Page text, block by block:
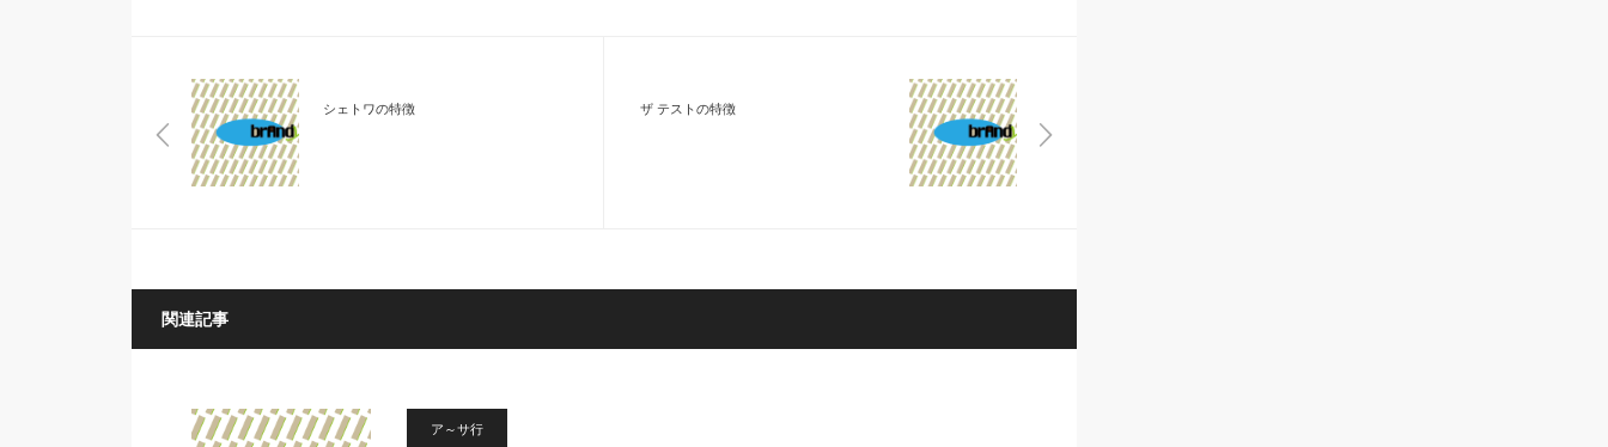
シェトワの特徴 ザ テストの特徴
関連記事
ア～サ行